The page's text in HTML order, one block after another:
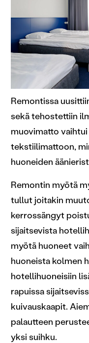
Remontissa
sekä tehostettiin
muovimatto
tekstiilimattoon,
huoneiden
Remontin myötä
tullut joitakin
kerrossängyt
sijaitsevista
myötä huoneet
huoneista kolmen
hotellihuoneisiin
rapuissa
kuivauskaapit.
palautteen
yksi suihku.